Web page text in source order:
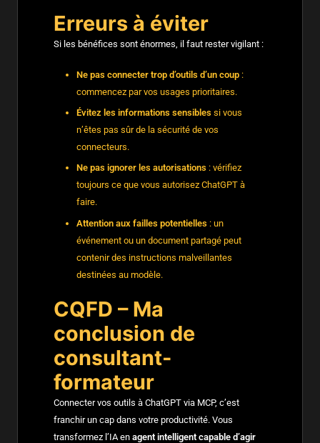
Erreurs à éviter
Si les bénéfices sont énormes, il faut rester vigilant :
Ne pas connecter trop d’outils d’un coup :
commencez par vos usages prioritaires.
Évitez les informations sensibles si vous
n’êtes pas sûr de la sécurité de vos
connecteurs.
Ne pas ignorer les autorisations : vérifiez
toujours ce que vous autorisez ChatGPT à
faire.
Attention aux failles potentielles : un
événement ou un document partagé peut
contenir des instructions malveillantes
destinées au modèle.
CQFD – Ma
conclusion de
consultant-
formateur
Connecter vos outils à ChatGPT via MCP, c’est
franchir un cap dans votre productivité. Vous
transformez l’IA en agent intelligent capable d’agir